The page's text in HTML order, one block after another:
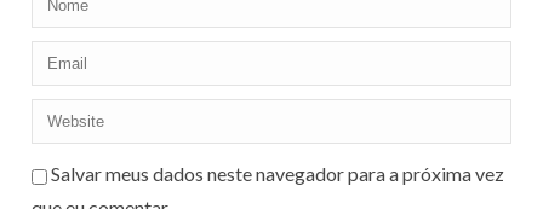
Salvar meus dados neste navegador para a próxima vez